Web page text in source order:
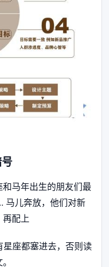
马年出生的朋友们最
马儿奔放，他们对新
再配上
座都塞进去，否则读